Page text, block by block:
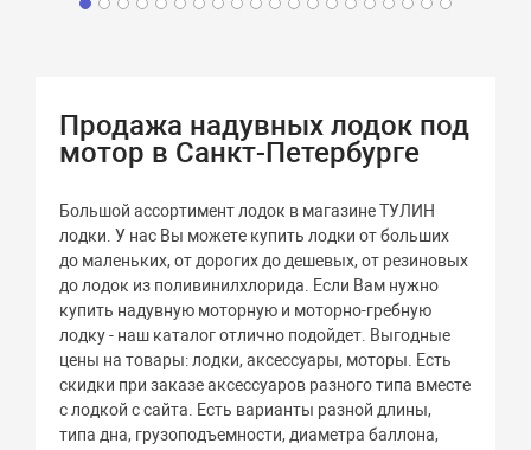
Продажа надувных лодок под
мотор в Санкт-Петербурге
Большой ассортимент лодок в магазине ТУЛИН
лодки. У нас Вы можете купить лодки от больших
до маленьких, от дорогих до дешевых, от резиновых
до лодок из поливинилхлорида. Если Вам нужно
купить надувную моторную и моторно-гребную
лодку - наш каталог отлично подойдет. Выгодные
цены на товары: лодки, аксессуары, моторы. Есть
скидки при заказе аксессуаров разного типа вместе
с лодкой с сайта. Есть варианты разной длины,
типа дна, грузоподъемности, диаметра баллона,